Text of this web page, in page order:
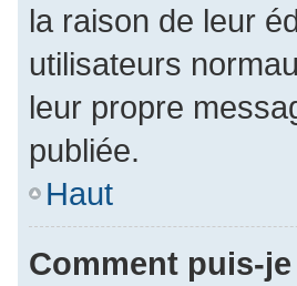
la raison de leur
utilisateurs
leur propre
publiée.
Haut
Comment puis-